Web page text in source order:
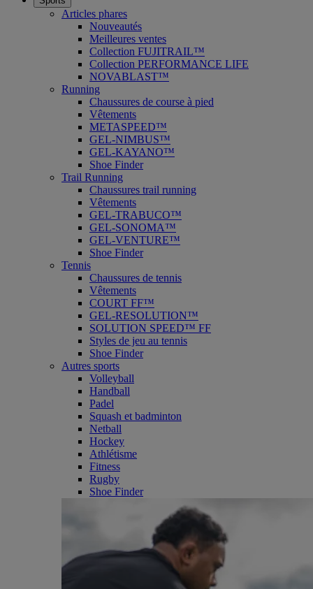
Articles phares
Nouveautés
Meilleures ventes
Collection FUJITRAIL™
Collection PERFORMANCE LIFE
NOVABLAST™
Running
Chaussures de course à pied
Vêtements
METASPEED™
GEL-NIMBUS™
GEL-KAYANO™
Shoe Finder
Trail Running
Chaussures trail running
Vêtements
GEL-TRABUCO™
GEL-SONOMA™
GEL-VENTURE™
Shoe Finder
Tennis
Chaussures de tennis
Vêtements
COURT FF™
GEL-RESOLUTION™
SOLUTION SPEED™ FF
Styles de jeu au tennis
Shoe Finder
Autres sports
Volleyball
Handball
Padel
Squash et badminton
Netball
Hockey
Athlétisme
Fitness
Rugby
Shoe Finder